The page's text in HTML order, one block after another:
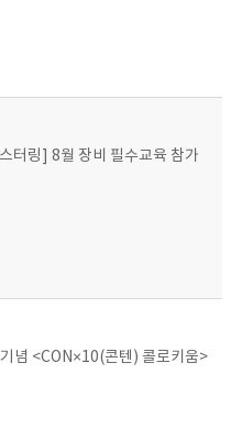
터링] 8월 장비 필수교육 참가
념 <CON×10(콘텐) 콜로키움>